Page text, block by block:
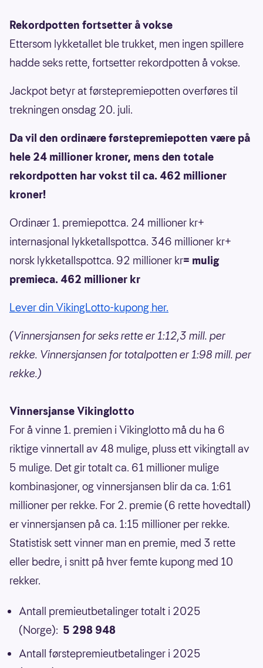
Rekordpotten fortsetter å vokse
Ettersom lykketallet ble trukket, men ingen spillere
hadde seks rette, fortsetter rekordpotten å vokse.
Jackpot betyr at førstepremiepotten overføres til
trekningen onsdag 20. juli.
Da vil den ordinære førstepremiepotten være på
hele 24 millioner kroner, mens den totale
rekordpotten har vokst til ca. 462 millioner
kroner!
Ordinær 1. premiepottca. 24 millioner kr+
internasjonal lykketallspottca. 346 millioner kr+
norsk lykketallspottca. 92 millioner kr= mulig
premieca. 462 millioner kr
Lever din VikingLotto-kupong her.
(Vinnersjansen for seks rette er 1:12,3 mill. per
rekke. Vinnersjansen for totalpotten er 1:98 mill. per
rekke.)
Vinnersjanse Vikinglotto
For å vinne 1. premien i Vikinglotto må du ha 6
riktige vinnertall av 48 mulige, pluss ett vikingtall av
5 mulige. Det gir totalt ca. 61 millioner mulige
kombinasjoner, og vinnersjansen blir da ca. 1:61
millioner per rekke. For 2. premie (6 rette hovedtall)
er vinnersjansen på ca. 1:15 millioner per rekke.
Statistisk sett vinner man en premie, med 3 rette
eller bedre, i snitt på hver femte kupong med 10
rekker.
Antall premieutbetalinger totalt i 2025
(Norge): 5 298 948
Antall førstepremieutbetalinger i 2025